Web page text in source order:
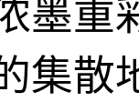
墨重
集散